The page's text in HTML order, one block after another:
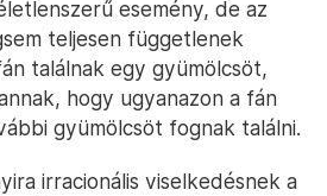
esemény, de az
teljesen függetlenek
találnak egy gyümölcsöt,
hogy ugyanazon a fán
gyümölcsöt fognak találni.
irracionális viselkedésnek a